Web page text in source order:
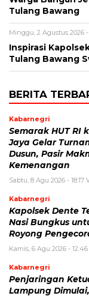
Tulang Bawang
Minggu, 2 Agustus 2026 -
Inspirasi
Tulang Bawang
BERITA
Kabarnegri
Semarak HUT RI
Jaya Gelar
Dusun, Pasir
Kemenangan
Sabtu, 8 Agu 2026 - 18:17
Kabarnegri
Kapolsek Dente
Nasi Bungkus
Royong
Kamis, 6 Agu 2026 -
Kabarnegri
Penjaringan
Lampung